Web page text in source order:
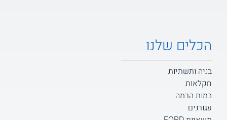
הכלים שלנו
בניה ותשתיות
חקלאות
במות הרמה
עגורנים